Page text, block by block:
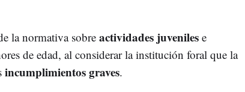
la normativa sobre actividades juvenilese
de edad, al considerar la institución foral que la
incumplimientos graves.